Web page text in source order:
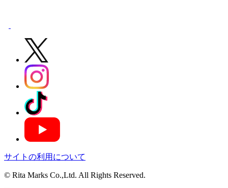
サイトの利用について
© Rita Marks Co.,Ltd. All Rights Reserved.